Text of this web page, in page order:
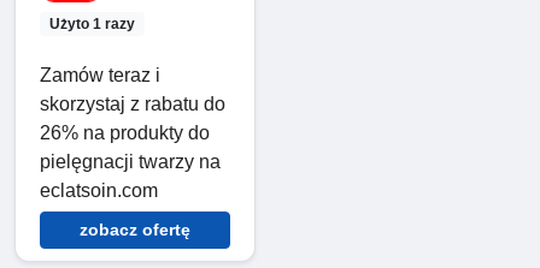
Użyto 1 razy
Zamów teraz i
skorzystaj z rabatu do
26% na produkty do
pielęgnacji twarzy na
eclatsoin.com
zobacz ofertę